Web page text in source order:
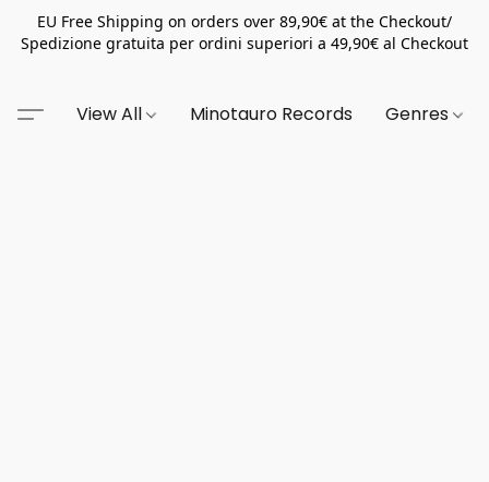
EU Free Shipping on orders over 89,90€ at the Checkout/
Spedizione gratuita per ordini superiori a 49,90€ al Checkout
View All Minotauro Records Genres